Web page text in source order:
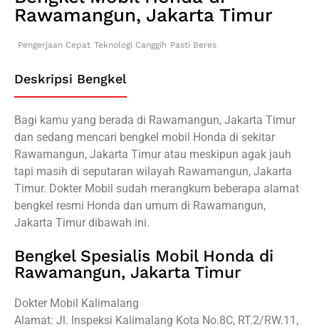
Rawamangun, Jakarta Timur
Pengerjaan Cepat Teknologi Canggih Pasti Beres
Deskripsi Bengkel
Bagi kamu yang berada di Rawamangun, Jakarta Timur
dan sedang mencari bengkel mobil Honda di sekitar
Rawamangun, Jakarta Timur atau meskipun agak jauh
tapi masih di seputaran wilayah Rawamangun, Jakarta
Timur. Dokter Mobil sudah merangkum beberapa alamat
bengkel resmi Honda dan umum di Rawamangun,
Jakarta Timur dibawah ini.
Bengkel Spesialis Mobil Honda di
Rawamangun, Jakarta Timur
Dokter Mobil Kalimalang
Alamat: Jl. Inspeksi Kalimalang Kota No.8C, RT.2/RW.11,